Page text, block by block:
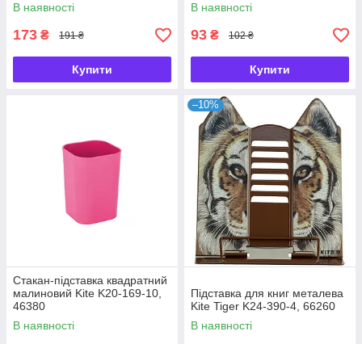
В наявності
173 ₴ 191 ₴
Купити
В наявності
93 ₴ 102 ₴
Купити
Стакан-підставка квадратний
малиновий Kite K20-169-10,
46380
В наявності
–10%
Підставка для книг металева
Kite Tiger K24-390-4, 66260
В наявності